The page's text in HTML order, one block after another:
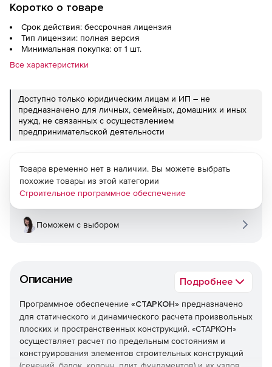
Коротко о товаре
Срок действия: бессрочная лицензия
Тип лицензии: полная версия
Минимальная покупка: от 1 шт.
Все характеристики
Доступно только юридическим лицам и ИП – не
предназначено для личных, семейных, домашних и иных
нужд, не связанных с осуществлением
предпринимательской деятельности
Описание Подробнее
Программное обеспечение «СТАРКОН» предназначено
для статического и динамического расчета произвольных
плоских и пространственных конструкций. «СТАРКОН»
осуществляет расчет по предельным состояниям и
конструирования элементов строительных конструкций
Товара временно нет в наличии. Вы можете выбрать
похожие товары из этой категории
Строительное программное обеспечение
Поможем с выбором